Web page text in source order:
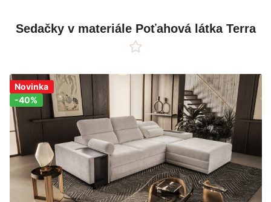
Sedačky v materiále Poťahová látka Terra
Zľava!
-40%
Novinka